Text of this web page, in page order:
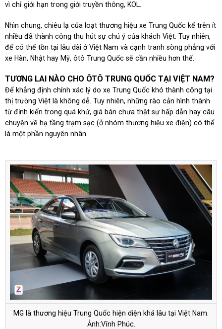
vì chỉ giới hạn trong giới truyền thông, KOL.
Nhìn chung, chiêu lạ của loạt thương hiệu xe Trung Quốc kể trên ít
nhiều đã thành công thu hút sự chú ý của khách Việt. Tuy nhiên,
để có thể tồn tại lâu dài ở Việt Nam và cạnh tranh sòng phẳng với
xe Hàn, Nhật hay Mỹ, ôtô Trung Quốc sẽ cần nhiều hơn thế.
TƯƠNG LAI NÀO CHO ÔTÔ TRUNG QUỐC TẠI VIỆT NAM?
Để khẳng định chính xác lý do xe Trung Quốc khó thành công tại
thị trường Việt là không dễ. Tuy nhiên, những rào cản hình thành
từ định kiến trong quá khứ, giá bán chưa thật sự hấp dẫn hay câu
chuyện về hạ tầng trạm sạc (ở nhóm thương hiệu xe điện) có thể
là một phần nguyên nhân.
MG là thương hiệu Trung Quốc hiện diện khá lâu tại Việt Nam.
Ảnh:Vĩnh Phúc.